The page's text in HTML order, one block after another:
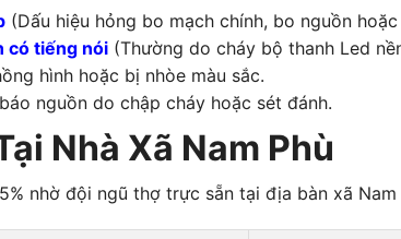
(Dấu hiệu hỏng bo mạch chính, bo nguồn hoặc
có tiếng nói (Thường do cháy bộ thanh Led
hình hoặc bị nhòe màu sắc.
nguồn do chập cháy hoặc sét đánh.
Nhà Xã Nam Phù
nhờ đội ngũ thợ trực sẵn tại địa bàn xã Nam